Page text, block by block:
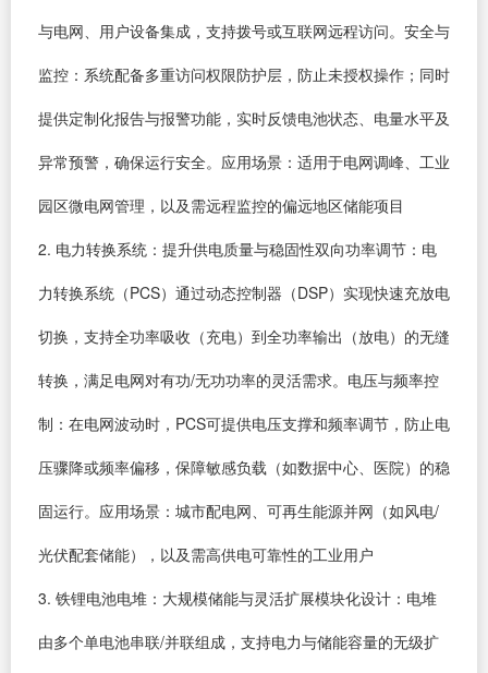
与电网、用户设备集成，支持拨号或互联网远程访问。安全与
监控：系统配备多重访问权限防护层，防止未授权操作；同时
提供定制化报告与报警功能，实时反馈电池状态、电量水平及
异常预警，确保运行安全。应用场景：适用于电网调峰、工业
园区微电网管理，以及需远程监控的偏远地区储能项目
2. 电力转换系统：提升供电质量与稳固性双向功率调节：电
力转换系统（PCS）通过动态控制器（DSP）实现快速充放电
切换，支持全功率吸收（充电）到全功率输出（放电）的无缝
转换，满足电网对有功/无功功率的灵活需求。电压与频率控
制：在电网波动时，PCS可提供电压支撑和频率调节，防止电
压骤降或频率偏移，保障敏感负载（如数据中心、医院）的稳
固运行。应用场景：城市配电网、可再生能源并网（如风电/
光伏配套储能），以及需高供电可靠性的工业用户
3. 铁锂电池电堆：大规模储能与灵活扩展模块化设计：电堆
由多个单电池串联/并联组成，支持电力与储能容量的无级扩